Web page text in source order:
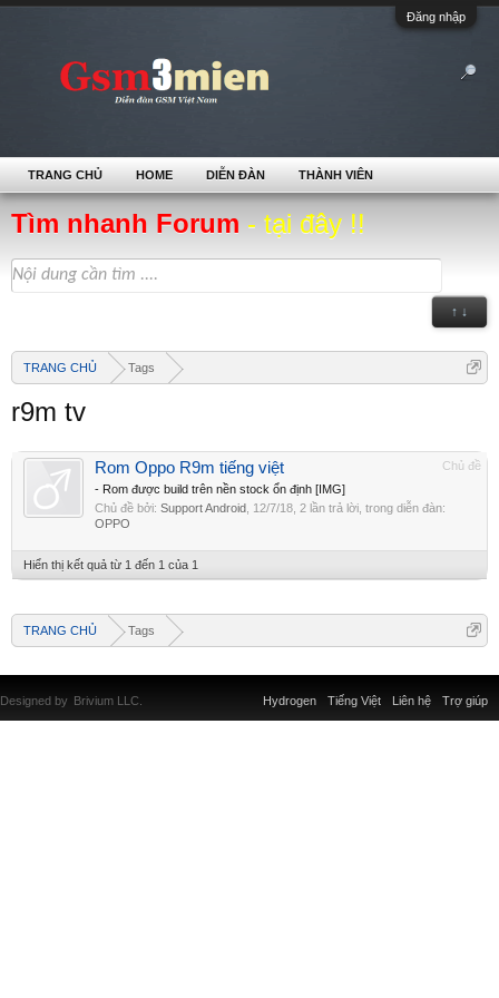
Đăng nhập
Tìm nhanh Forum - tại đây !!
↑ ↓
TRANG CHỦ Tags
r9m tv
Chủ đề
Rom Oppo R9m tiếng việt
- Rom được build trên nền stock ổn định [IMG]
Chủ đề bởi: Support Android 12/7/18 , 2 lần trả lời, trong diễn đàn:
OPPO
Hiển thị kết quả từ 1 đến 1 của 1
TRANG CHỦ Tags
TRANG CHỦ HOME DIỄN ĐÀN THÀNH VIÊN
Liên hệ Trợ giúp
Hydrogen Tiếng Việt
Designed by Brivium LLC.